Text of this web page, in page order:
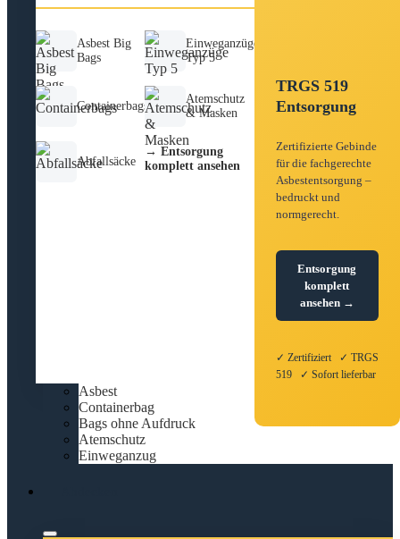
Asbest Big
Bags
Containerbags
Abfallsäcke
Einweganzüge
Typ 5
Atemschutz
& Masken
→ Entsorgung
komplett ansehen
TRGS 519
Entsorgung
Zertifizierte Gebinde
für die fachgerechte
Asbestentsorgung –
bedruckt und
normgerecht.
Entsorgung
komplett
ansehen →
✓ Zertifiziert ✓ TRGS
519 ✓ Sofort lieferbar
Asbest
Containerbag
Bags ohne Aufdruck
Atemschutz
Einweganzug